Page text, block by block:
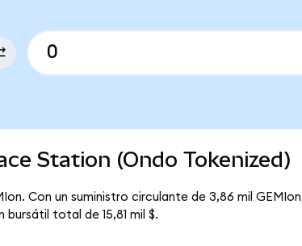
Station (Ondo Tokenized)
Con un suministro circulante de 3,86 mil
total de 15,81 mil $.